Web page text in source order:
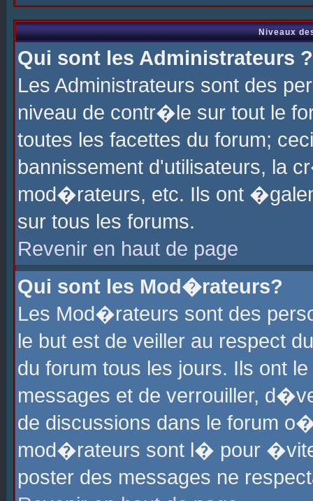
Niveaux
Qui sont les Administrateurs ?
Les Administrateurs sont des
niveau de contr�le sur tout le
toutes les facettes du forum;
bannissement d'utilisateurs, la
mod�rateurs, etc. Ils ont
sur tous les forums.
Revenir en haut de page
Qui sont les Mod�rateurs?
Les Mod�rateurs sont des
le but est de veiller au respect
du forum tous les jours. Ils ont
messages et de verrouiller,
de discussions dans le forum
mod�rateurs sont l� pour
poster des messages ne